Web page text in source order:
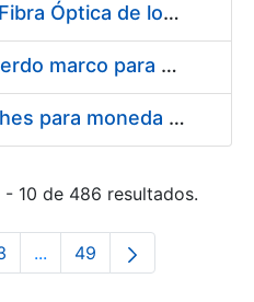
Conexión mediante Fibra Óptica de los Centros de Proceso de Datos (CPDs) de las sedes de la FNMT-RCM de Burgos y Madrid
Contratación de acuerdo marco para el Suministro de Material de Electricidad para la Fábrica Nacional de Moneda y Timbre-Real Casa de la Moneda en su centro de trabajo de Burgos
Suministro de estuches para moneda de 30 €
10 de 486 resultados.
Página
...Páginas intermedias Use
Página
49